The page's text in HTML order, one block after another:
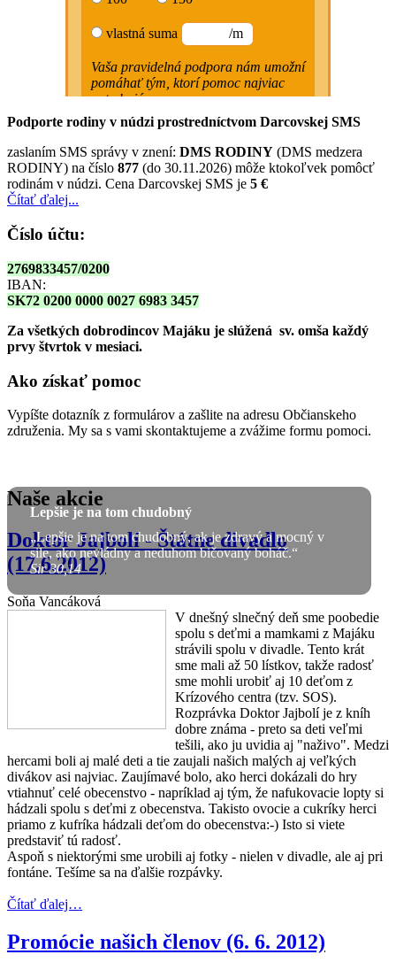
Podporte rodiny v núdzi prostredníctvom Darcovskej SMS
zaslaním SMS správy v znení: DMS RODINY (DMS medzera
RODINY) na číslo 877 (do 30.11.2026) môže ktokoľvek pomôcť
rodinám v núdzi. Cena Darcovskej SMS je 5 €
Čítať ďalej...
Číslo účtu:
2769833457/0200
IBAN:
SK72 0200 0000 0027 6983 3457
Za všetkých dobrodincov Majáku je slúžená sv. omša každý
prvy štvrtok v mesiaci.
Ako získať pomoc
Vypíšte dotazník z formulárov a zašlite na adresu Občianskeho
združenia. My sa s vami skontaktujeme a zvážime formu pomoci.
Lepšie je na tom chudobný
„Lepšie je na tom chudobný, ak je zdravý a mocný v
sile, ako nevládny a neduhom bičovaný boháč.“
Sir 30,14
Naše akcie
Doktor Jajbolí - Štátne divadlo
(17.6.2012)
Soňa Vancáková
V dnešný slnečný deň sme poobedie
spolu s deťmi a mamkami z Majáku
strávili spolu v divadle. Tento krát
sme mali až 50 lístkov, takže radosť
sme mohli urobiť aj 10 deťom z
Krízového centra (tzv. SOS).
Rozprávka Doktor Jajbolí je z kníh
dobre známa - preto sa deti veľmi
tešili, ako ju uvidia aj "naživo". Medzi
hercami boli aj malé deti a tie zaujali našich malých aj veľkých
divákov asi najviac. Zaujímavé bolo, ako herci dokázali do hry
vtiahnuť celé obecenstvo - napríklad aj tým, že nafukovacie lopty si
hádzali spolu s deťmi z obecenstva. Takisto ovocie a cukríky herci
priamo z kufríka hádzali deťom do obecenstva:-) Isto si viete
predstaviť tú radosť.
Aspoň s niektorými sme urobili aj fotky - nielen v divadle, ale aj pri
fontáne. Tešíme sa na ďalšie rozpávky.
Čítať ďalej…
Promócie našich členov (6. 6. 2012)